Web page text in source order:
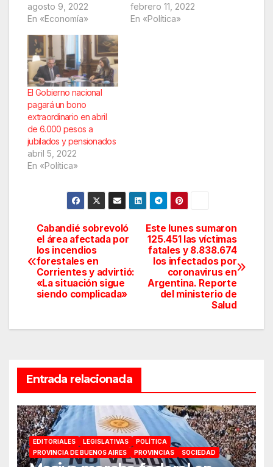
agosto 9, 2022
En «Economía»
febrero 11, 2022
En «Política»
El Gobierno nacional
pagará un bono
extraordinario en abril
de 6.000 pesos a
jubilados y pensionados
abril 5, 2022
En «Política»
Navegación
de
entradas
Este lunes sumaron
125.451 las víctimas
fatales y 8.838.674
los infectados por
coronavirus en
Argentina. Reporte
del ministerio de
Salud
Cabandié sobrevoló
el área afectada por
los incendios
forestales en
Corrientes y advirtió:
«La situación sigue
siendo complicada»
Entrada relacionada
EDITORIALES LEGISLATIVAS
POLÍTICA
PROVINCIA DE BUENOS AIRES
PROVINCIAS SOCIEDAD